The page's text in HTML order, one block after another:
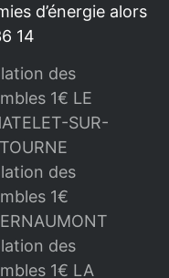
d’énergie alors
14
des
1€ LE
SUR-
des
1€
des
1€ LA